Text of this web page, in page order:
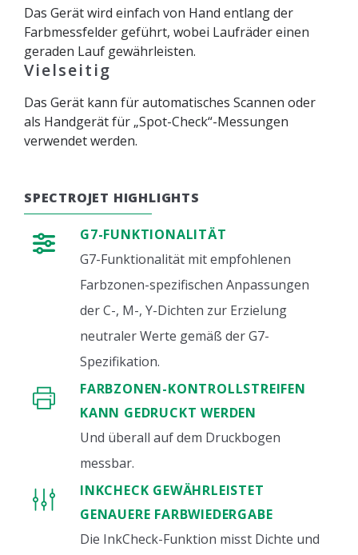
Das Gerät wird einfach von Hand entlang der
Farbmessfelder geführt, wobei Laufräder einen
geraden Lauf gewährleisten.
Vielseitig
Das Gerät kann für automatisches Scannen oder
als Handgerät für „Spot-Check“-Messungen
verwendet werden.
SPECTROJET HIGHLIGHTS
G7-FUNKTIONALITÄT
G7-Funktionalität mit empfohlenen
Farbzonen-spezifischen Anpassungen
der C-, M-, Y-Dichten zur Erzielung
neutraler Werte gemäß der G7-
Spezifikation.
FARBZONEN-KONTROLLSTREIFEN
KANN GEDRUCKT WERDEN
Und überall auf dem Druckbogen
messbar.
INKCHECK GEWÄHRLEISTET
GENAUERE FARBWIEDERGABE
Die InkCheck-Funktion misst Dichte und